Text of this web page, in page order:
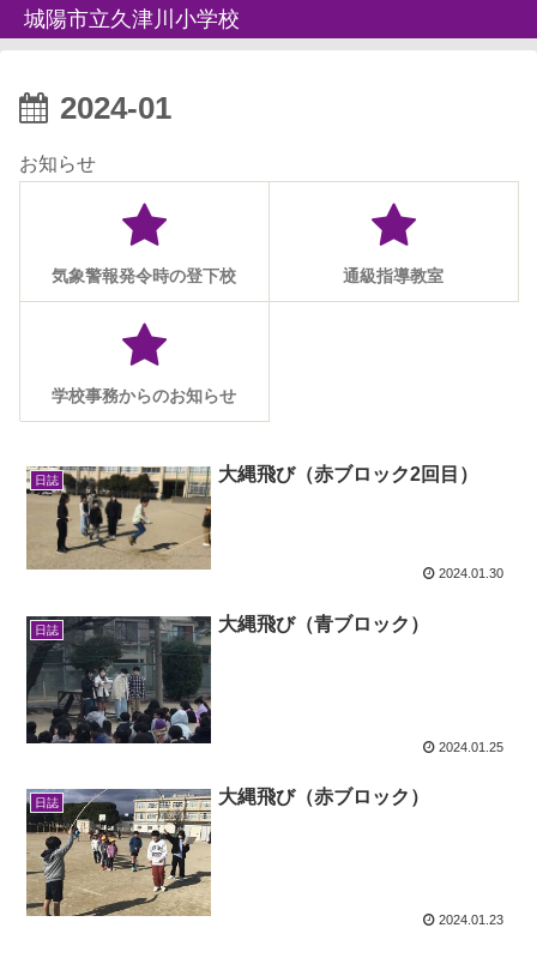
城陽市立久津川小学校
2024-01
お知らせ
気象警報発令時の登下校 通級指導教室
学校事務からのお知らせ
日誌 大縄飛び（赤ブロック2回目）
2024.01.30
日誌 大縄飛び（青ブロック）
2024.01.25
日誌 大縄飛び（赤ブロック）
2024.01.23